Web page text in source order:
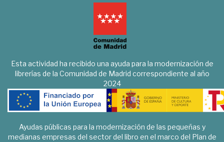
Esta actividad ha recibido una ayuda para la modernización de
librerías de la Comunidad de Madrid correspondiente al año
2024
Ayudas públicas para la modernización de las pequeñas y
medianas empresas del sector del libro en el marco del Plan de